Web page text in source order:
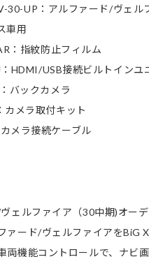
30-UP：アルファード/ヴェ
車用
：指紋防止フィルム
HDMI/USB接続ビルトインユ
バックカメラ
カメラ取付キット
メラ接続ケーブル
ェルファイア（30中期)オー
ァード/ヴェルファイアをBiG
両機能コントロールで、ナビ